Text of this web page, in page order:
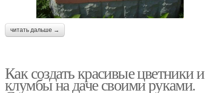
читать дальше →
Как создать красивые цветники и
клумбы на даче своими руками.